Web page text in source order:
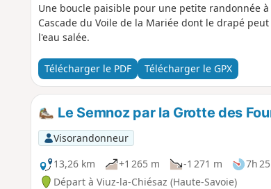
Une boucle paisible pour une petite randonnée
Cascade du Voile de la Mariée dont le drapé
l'eau salée.
Télécharger le PDF Télécharger le GPX
Le Semnoz par la Grotte des
Visorandonneur
13,26 km
+1 265 m -1 271 m 7h 25
Départ à Viuz-la-Chiésaz (Haute-Savoie)